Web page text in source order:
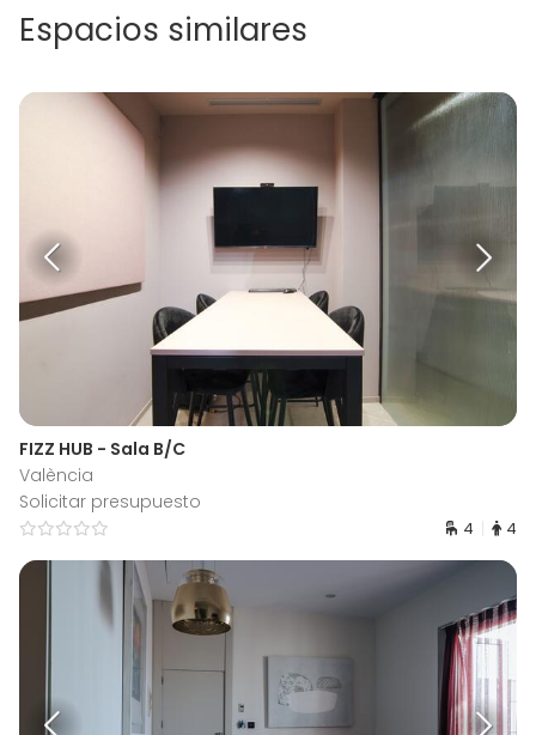
Espacios similares
FIZZ HUB - Sala B/C
València
Solicitar presupuesto
4 4